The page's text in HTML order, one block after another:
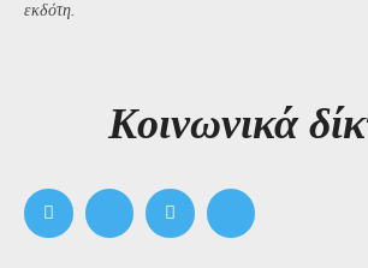
εκδότη.
Kοινωνικά